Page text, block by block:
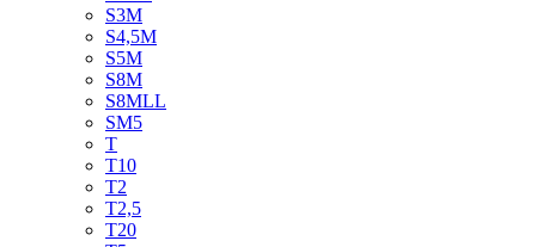
S3M
S4,5M
S5M
S8M
S8MLL
SM5
T
T10
T2
T2,5
T20